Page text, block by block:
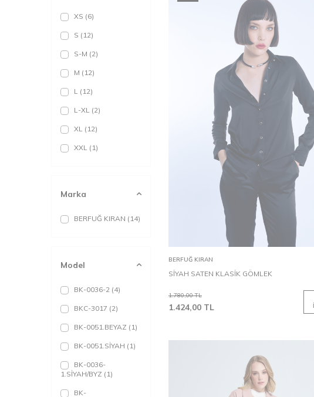
XS (6)
S (12)
S-M (2)
M (12)
L (12)
L-XL (2)
XL (12)
XXL (1)
Marka
BERFUĞ KIRAN (14)
Model
BK-0036-2 (4)
BKC-3017 (2)
BK-0051.BEYAZ (1)
BK-0051.SİYAH (1)
BK-0036-
1.SİYAH/BYZ (1)
BK-
M
Sepete Ekle
BERFUĞ KIRAN
SİYAH SATEN KLASİK GÖMLEK
1.780,00TL
1.424,00 TL